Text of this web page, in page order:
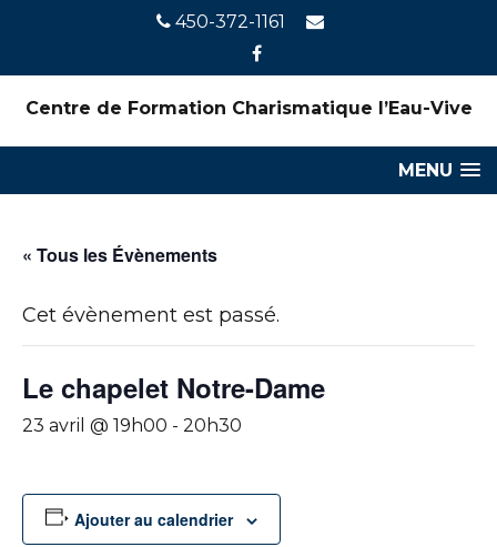
450-372-1161
Centre de Formation Charismatique l’Eau-Vive
MENU
« Tous les Évènements
Cet évènement est passé.
Le chapelet Notre-Dame
23 avril @ 19h00 - 20h30
Ajouter au calendrier